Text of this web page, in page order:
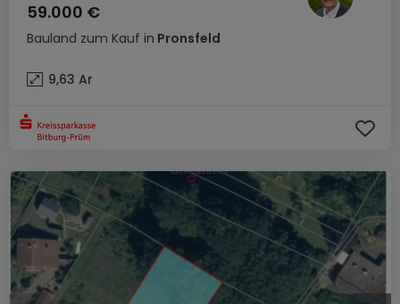
Bauland zum Kauf in Pronsfeld
59.000 €
9,63 Ar